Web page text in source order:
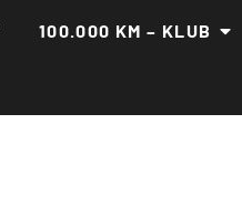
100.000 KM – KLUB